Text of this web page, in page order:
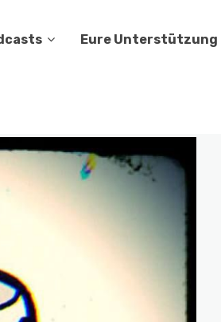
Eure Unterstützung